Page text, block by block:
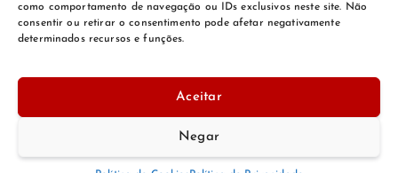
como comportamento de navegação ou IDs exclusivos neste site. Não
consentir ou retirar o consentimento pode afetar negativamente
determinados recursos e funções.
Aceitar
Negar
De volta ao topo